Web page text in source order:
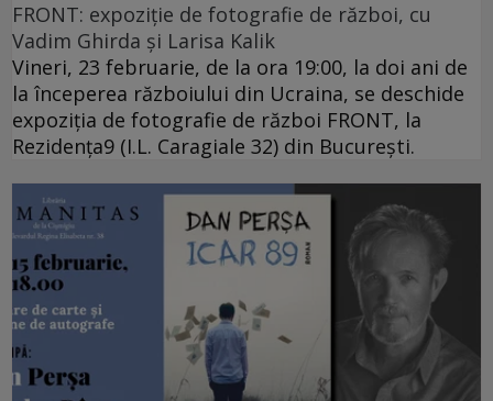
FRONT: expoziție de fotografie de război, cu
Vadim Ghirda și Larisa Kalik
Vineri, 23 februarie, de la ora 19:00, la doi ani de
la începerea războiului din Ucraina, se deschide
expoziția de fotografie de război FRONT, la
Rezidența9 (I.L. Caragiale 32) din București.